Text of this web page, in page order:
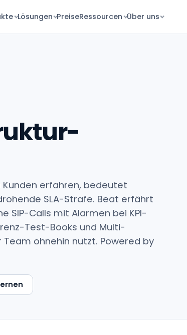
Lösungen PreiseRessourcen Über uns
Kunden erfahren, bedeutet
SLA-Strafe. Beat erfährt
SIP-Calls mit Alarmen bei KPI-
Test-Books und Multi-
Team ohnehin nutzt. Powered by